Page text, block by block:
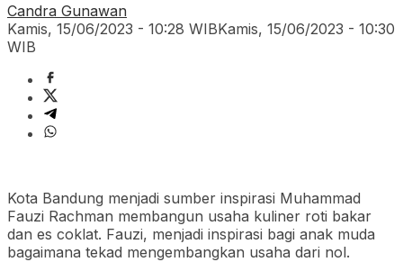
Candra Gunawan
Kamis, 15/06/2023 - 10:28 WIBKamis, 15/06/2023 - 10:30
WIB
Kota Bandung menjadi sumber inspirasi Muhammad
Fauzi Rachman membangun usaha kuliner roti bakar
dan es coklat. Fauzi, menjadi inspirasi bagi anak muda
bagaimana tekad mengembangkan usaha dari nol.